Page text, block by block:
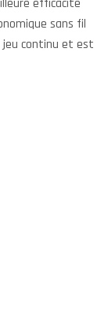
efficacité
sans fil
jeu continu et est